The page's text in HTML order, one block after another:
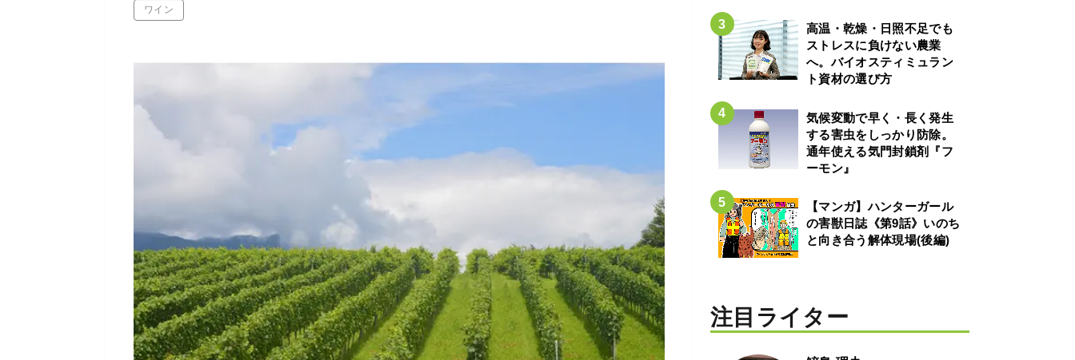
ワイン
高温・乾燥・日照不足でも
ストレスに負けない農業
へ。バイオスティミュラン
ト資材の選び方
気候変動で早く・長く発生
する害虫をしっかり防除。
通年使える気門封鎖剤『フ
ーモン』
【マンガ】ハンターガール
の害獣日誌《第9話》いのち
と向き合う解体現場(後編)
注目ライター